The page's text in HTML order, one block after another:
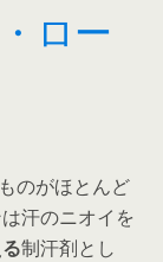
ロー
のがほとんど
汗のニオイを
制汗剤とし